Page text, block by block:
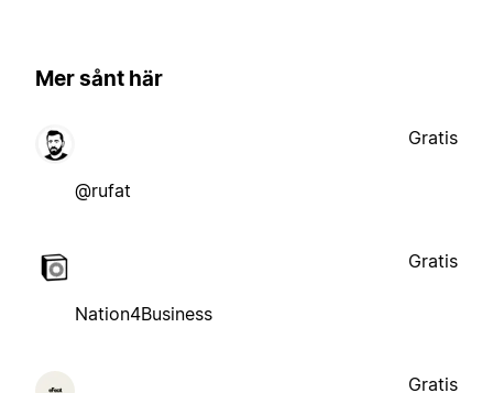
Mer sånt här
@rufat
Gratis
Nation4Business
Gratis
Gratis